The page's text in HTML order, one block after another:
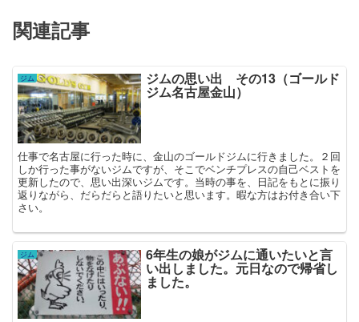
関連記事
ジム ジムの思い出 その13（ゴールド
ジム名古屋金山）
仕事で名古屋に行った時に、金山のゴールドジムに行きました。２回
しか行った事がないジムですが、そこでベンチプレスの自己ベストを
更新したので、思い出深いジムです。当時の事を、日記をもとに振り
返りながら、だらだらと語りたいと思います。暇な方はお付き合い下
さい。
ジム 6年生の娘がジムに通いたいと言
い出しました。元日なので帰省し
ました。